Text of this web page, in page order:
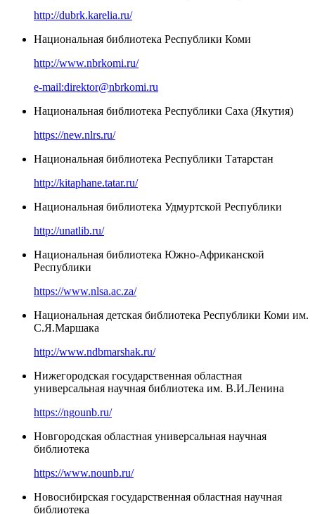
http://dubrk.karelia.ru/
Национальная библиотека Республики Коми
http://www.nbrkomi.ru/
e-mail:direktor@nbrkomi.ru
Национальная библиотека Республики Саха (Якутия)
https://new.nlrs.ru/
Национальная библиотека Республики Татарстан
http://kitaphane.tatar.ru/
Национальная библиотека Удмуртской Республики
http://unatlib.ru/
Национальная библиотека Южно-Африканской
Республики
https://www.nlsa.ac.za/
Национальная детская библиотека Республики Коми им.
С.Я.Маршака
http://www.ndbmarshak.ru/
Нижегородская государственная областная
универсальная научная библиотека им. В.И.Ленина
https://ngounb.ru/
Новгородская областная универсальная научная
библиотека
https://www.nounb.ru/
Новосибирская государственная областная научная
библиотека